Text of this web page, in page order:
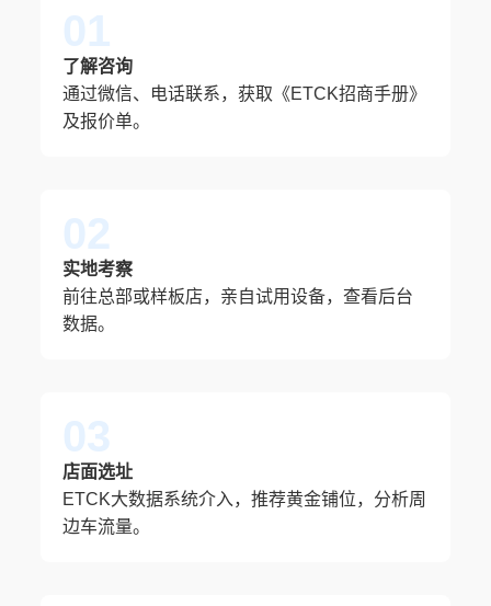
01
了解咨询
通过微信、电话联系，获取《ETCK招商手册》
及报价单。
02
实地考察
前往总部或样板店，亲自试用设备，查看后台
数据。
03
店面选址
ETCK大数据系统介入，推荐黄金铺位，分析周
边车流量。